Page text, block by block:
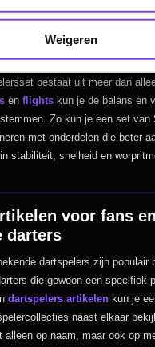
Weigeren
up compleet
bestaat uit meer dan
enflights kun je de balans en
Zo kun je een set van
met onderdelen die beter
stabiliteit, snelheid en
voor fans en
darters
dartspelers zijn populair
die gewoon een specifiek
dartspelers artikelen kun je
naast elkaar
alleen op naam, maar ook op